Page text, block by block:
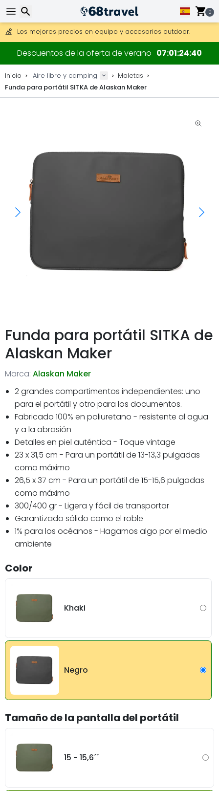
0
Envío DHL 1 día disponible.
30 días para devoluciones, 90 días para mapas de madera
Los mejores precios en equipo y accesorios outdoor.
Descuentos de la oferta de verano 07 01 24 40
Inicio Aire libre y camping
Maletas
Funda para portátil SITKA de Alaskan Maker
Funda para portátil SITKA de
Alaskan Maker
Marca: Alaskan Maker
2 grandes compartimentos independientes: uno
para el portátil y otro para los documentos.
Fabricado 100% en poliuretano - resistente al agua
y a la abrasión
Detalles en piel auténtica - Toque vintage
23 x 31,5 cm - Para un portátil de 13-13,3 pulgadas
como máximo
26,5 x 37 cm - Para un portátil de 15-15,6 pulgadas
como máximo
300/400 gr - Ligera y fácil de transportar
Garantizado sólido como el roble
1% para los océanos - Hagamos algo por el medio
ambiente
Color
Khaki
Negro
Tamaño de la pantalla del portátil
15 - 15,6´´
Buscar